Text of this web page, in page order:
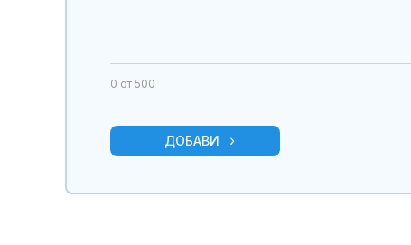
0 от 500
ДОБАВИ